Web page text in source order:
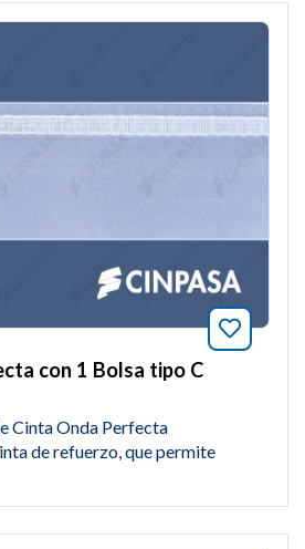
Añade
con 1 Bolsa tipo C
Cinta Onda Perfecta
de refuerzo, que permite